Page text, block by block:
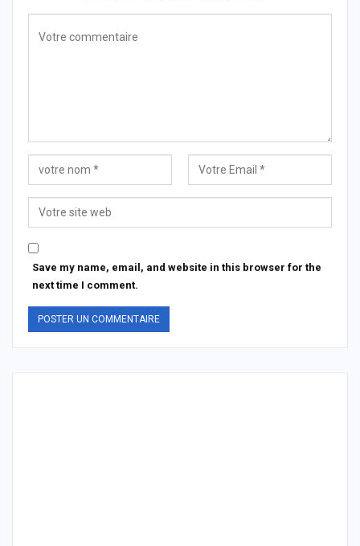
Save my name, email, and website in this browser for the
next time I comment.